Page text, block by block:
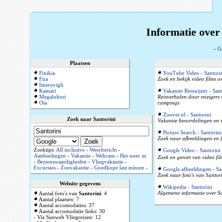
Informatie
-
Plaatsen
Finikia
Fira
Imerovigli
Kamari
Megalohori
Oia
Zoek naar Santorini
Zoektips: All inclusive- Weerbericht-
Aanbiedingen- Vakantie- Webcam- Het weer in
- Bezienswaardigheden- Vliegvakantie-
Excursies- Zonvakantie- Goedkope last minute-
Website gegevens
Aantal foto's van Santorini: 4
Aantal plaatsen: 7
Aantal accomodaties: 37
Aantal accomodatie links: 30
- Via Sunweb Vliegreizen: 12
YouTube Video -
Zoek en bekijk video films
Vakantie Reiswijzer -
Reisverhalen door reizigers
campings
Zoover.nl - Santorini
Vakantie beoordelingen en
Picture Search - Santorini
Zoek naar afbeeldingen en
Google Video - Santorini
Zoek en geniet van video
Google afbeeldingen -
Zoek naar foto's van
Wikipedia - Santorini
Algemene informatie over